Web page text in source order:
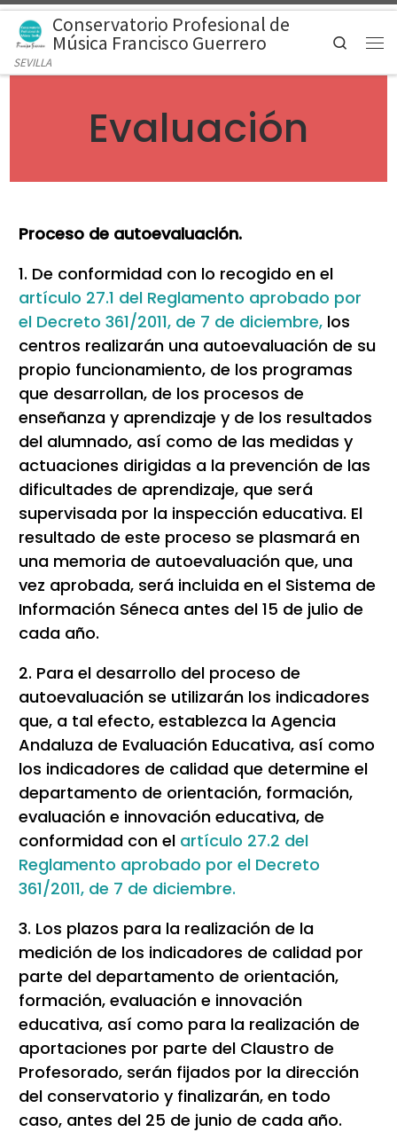
Saltar al contenido
Conservatorio Profesional de
Música Francisco Guerrero
SEVILLA
Search
Evaluación
Proceso de autoevaluación.
1. De conformidad con lo recogido en el
artículo 27.1 del Reglamento aprobado por
el Decreto 361/2011, de 7 de diciembre, los
centros realizarán una autoevaluación de su
propio funcionamiento, de los programas
que desarrollan, de los procesos de
enseñanza y aprendizaje y de los resultados
del alumnado, así como de las medidas y
actuaciones dirigidas a la prevención de las
dificultades de aprendizaje, que será
supervisada por la inspección educativa. El
resultado de este proceso se plasmará en
una memoria de autoevaluación que, una
vez aprobada, será incluida en el Sistema de
Información Séneca antes del 15 de julio de
cada año.
2. Para el desarrollo del proceso de
autoevaluación se utilizarán los indicadores
que, a tal efecto, establezca la Agencia
Andaluza de Evaluación Educativa, así como
los indicadores de calidad que determine el
departamento de orientación, formación,
evaluación e innovación educativa, de
conformidad con el artículo 27.2 del
Reglamento aprobado por el Decreto
361/2011, de 7 de diciembre.
3. Los plazos para la realización de la
medición de los indicadores de calidad por
parte del departamento de orientación,
formación, evaluación e innovación
educativa, así como para la realización de
aportaciones por parte del Claustro de
Profesorado, serán fijados por la dirección
del conservatorio y finalizarán, en todo
caso, antes del 25 de junio de cada año.